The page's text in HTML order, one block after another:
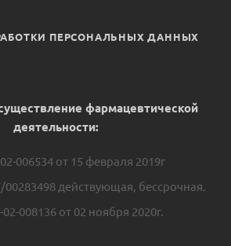
ПЕРСОНАЛЬНЫХ ДАННЫХ
фармацевтической
деятельности:
006534 от 15 февраля 2019г
00283498 действующая, бессрочная.
008136 от 02 ноября 2020г.